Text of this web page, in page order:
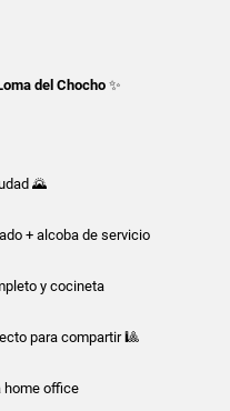
del Chocho ✨
🌄
+ alcoba de servicio
y cocineta
para compartir 🎱
home office